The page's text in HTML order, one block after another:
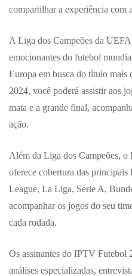
compartilhar a experiência com
A Liga dos Campeões da
emocionantes do futebol
Europa em busca do título
2024, você poderá assistir aos
mata e a grande final,
ação.
Além da Liga dos Campeões,
oferece cobertura das
League, La Liga, Serie A,
acompanhar os jogos do seu
cada rodada.
Os assinantes do IPTV Futebol
análises especializadas,